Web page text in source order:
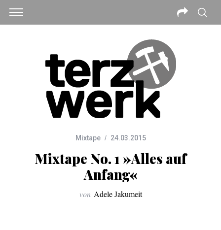
Mixtape 24.03.2015
Mixtape No. 1 »Alles auf
Anfang«
von Adele Jakumeit